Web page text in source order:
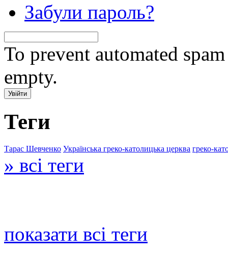
Забули пароль?
To prevent automated
empty.
Теги
Тарас Шевченко Українська греко-католицька церква греко-
» всі теги
показати всі теги